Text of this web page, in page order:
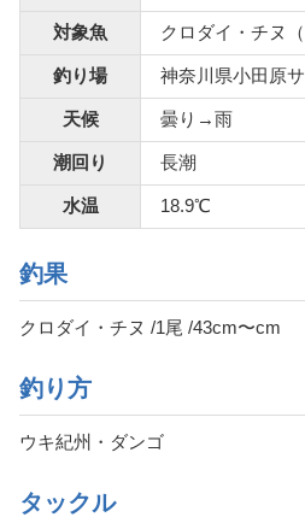
対象魚 クロダイ・チヌ
釣り場 神奈川県小田原
天候 曇り→雨
潮回り 長潮
水温 18.9℃
釣果
クロダイ・チヌ /1尾 /43cm〜cm
釣り方
ウキ紀州・ダンゴ
タックル